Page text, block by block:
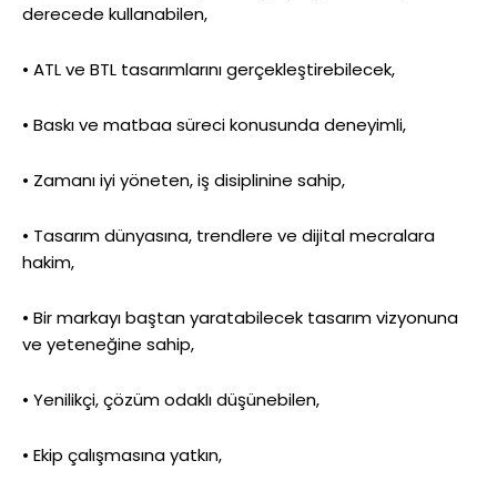
derecede kullanabilen,
• ATL ve BTL tasarımlarını gerçekleştirebilecek,
• Baskı ve matbaa süreci konusunda deneyimli,
• Zamanı iyi yöneten, iş disiplinine sahip,
• Tasarım dünyasına, trendlere ve dijital mecralara
hakim,
• Bir markayı baştan yaratabilecek tasarım vizyonuna
ve yeteneğine sahip,
• Yenilikçi, çözüm odaklı düşünebilen,
• Ekip çalışmasına yatkın,